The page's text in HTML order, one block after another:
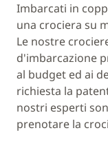
Imbarcati in
una crociera su
Le nostre
d'imbarcazione
al budget ed ai
richiesta la
nostri esperti
prenotare la